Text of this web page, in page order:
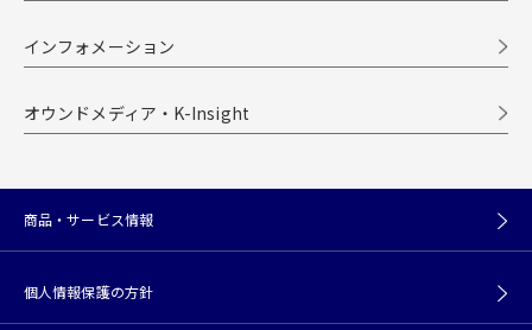
インフォメーション
オウンドメディア・K-Insight
商品・サービス情報
個人情報保護の方針